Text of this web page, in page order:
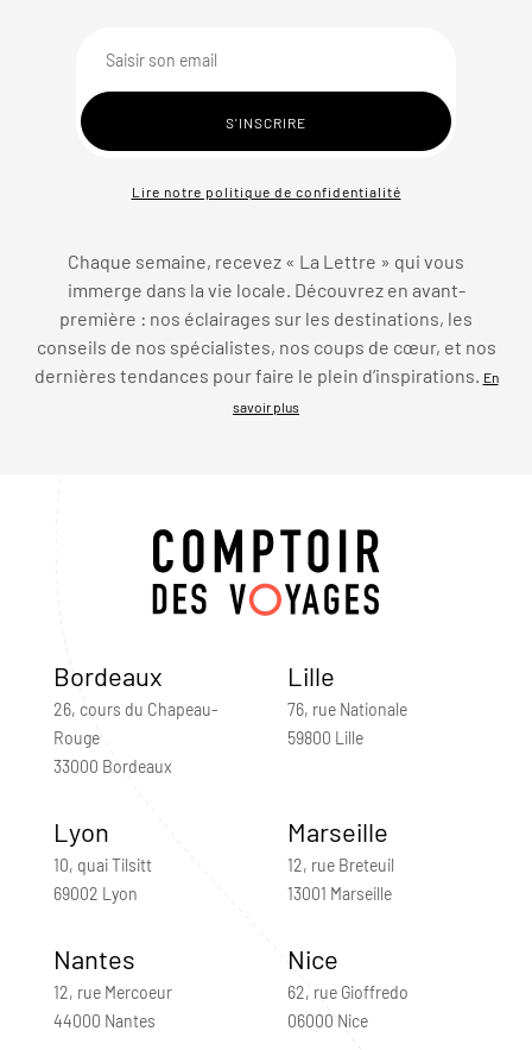
Lire notre politique de confidentialité
Chaque semaine, recevez « La Lettre » qui vous
immerge dans la vie locale. Découvrez en avant-
première : nos éclairages sur les destinations, les
conseils de nos spécialistes, nos coups de cœur, et nos
dernières tendances pour faire le plein d’inspirations.
En
savoir plus
Bordeaux
26, cours du Chapeau-
Rouge
33000 Bordeaux
Lille
76, rue Nationale
59800 Lille
Lyon
10, quai Tilsitt
69002 Lyon
Marseille
12, rue Breteuil
13001 Marseille
Nantes
12, rue Mercoeur
44000 Nantes
Nice
62, rue Gioffredo
06000 Nice